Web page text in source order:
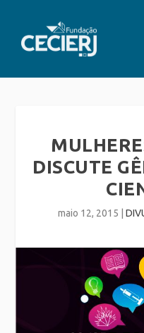
DISCUTE
maio 12, 2015